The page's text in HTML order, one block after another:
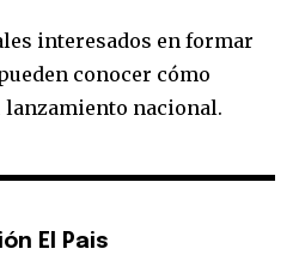
interesados en formar
conocer cómo
lanzamiento nacional.
El Pais